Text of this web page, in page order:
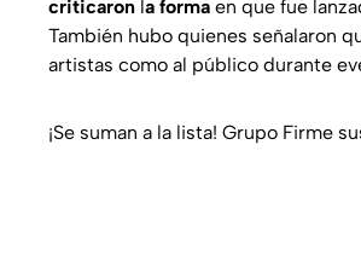
criticaron la forma en que fue
También hubo quienes señalaron
artistas como al público durante
¡Se suman a la lista! Grupo Firme